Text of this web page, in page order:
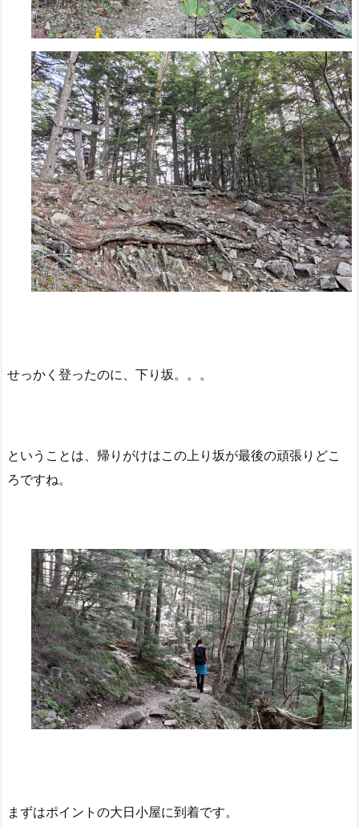
せっかく登ったのに、下り坂。。。
ということは、帰りがけはこの上り坂が最後の頑張りどこ
ろですね。
まずはポイントの大日小屋に到着です。